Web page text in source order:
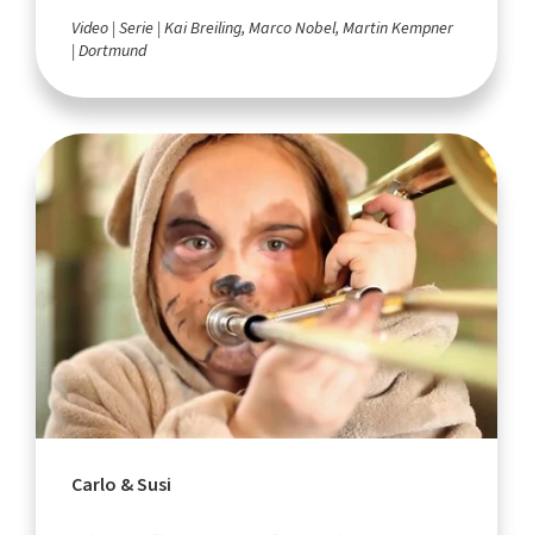
Video Serie Kai Breiling, Marco Nobel, Martin Kempner
Dortmund
Carlo & Susi